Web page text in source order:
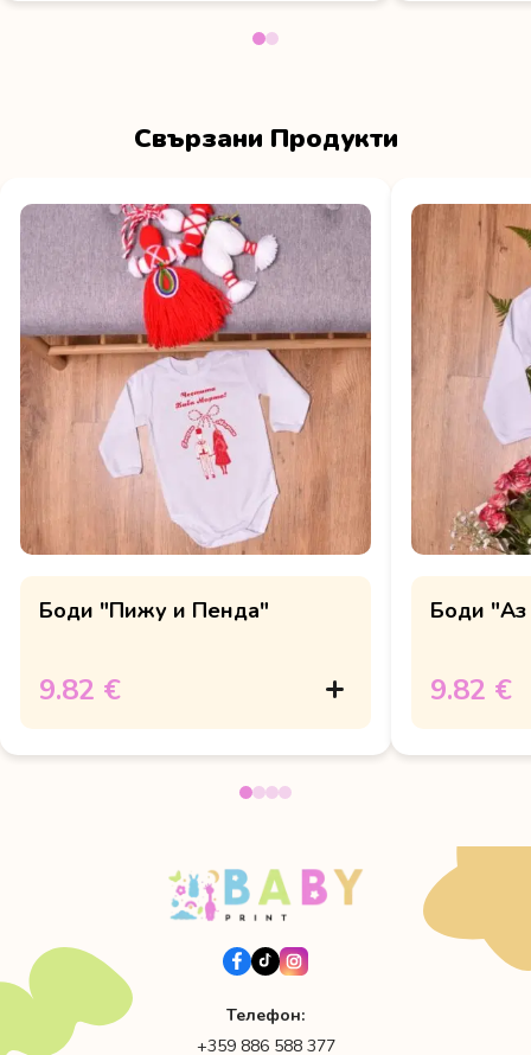
Свързани Продукти
Боди "Пижу и Пенда"
9.82 €
Боди "Аз
9.82 €
Телефон:
+359 886 588 377